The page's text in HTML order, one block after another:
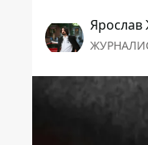
Ярослав